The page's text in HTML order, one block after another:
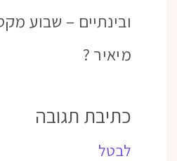
ובינתיים – שבוע
מיאיר ?
כתיבת תגובה
לבטל